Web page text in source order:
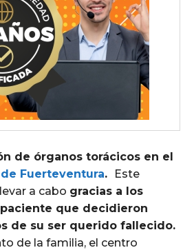
de órganos torácicos en el
Fuerteventura.
Este
a cabo gracias a los
que decidieron
de su ser querido fallecido.
de la familia, el centro